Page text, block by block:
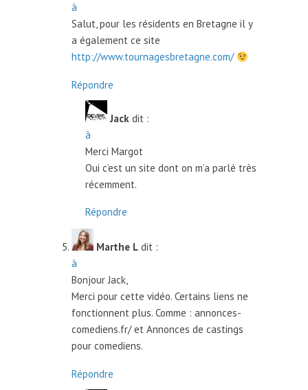
à
Salut, pour les résidents en Bretagne il y
a également ce site
http://www.tournagesbretagne.com/
Répondre
Jack dit :
à
Merci Margot
Oui c’est un site dont on m’a parlé très
récemment.
Répondre
Marthe L dit :
à
Bonjour Jack,
Merci pour cette vidéo. Certains liens ne
fonctionnent plus. Comme : annonces-
comediens.fr/ et Annonces de castings
pour comediens.
Répondre